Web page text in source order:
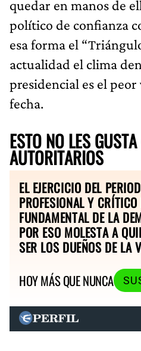
quedar en manos de
político de confianza
esa forma el
actualidad el clima
presidencial es el
fecha.
ESTO NO LES
AUTORITARIOS
EL EJERCICIO DEL
PROFESIONAL Y
FUNDAMENTAL DE LA
POR ESO MOLESTA A
SER LOS DUEÑOS DE LA
HOY MÁS QUE NUNCA